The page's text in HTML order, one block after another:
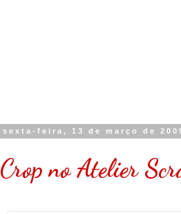
sexta-feira, 13 de março de
Crop no Atelier